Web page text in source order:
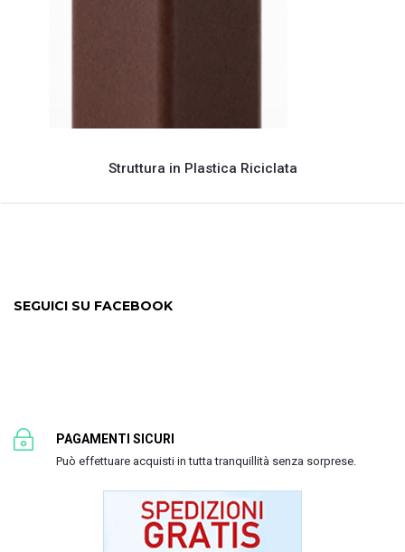
Struttura in Plastica Riciclata
SEGUICI SU FACEBOOK
PAGAMENTI SICURI
Può effettuare acquisti in tutta tranquillità senza sorprese.